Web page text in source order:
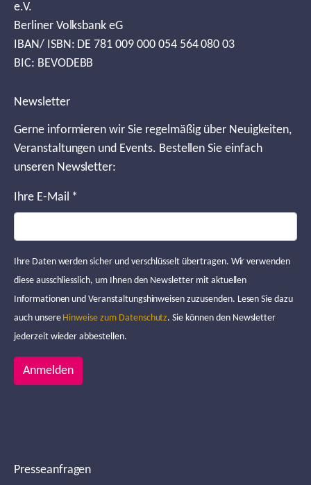
e.V.
Berliner Volksbank eG
IBAN/ ISBN: DE 781 009 000 054 564 080 03
BIC: BEVODEBB
Newsletter
Gerne informieren wir Sie regelmäßig über Neuigkeiten,
Veranstaltungen und Events. Bestellen Sie einfach
unseren Newsletter:
Ihre E-Mail *
Ihre Daten werden sicher und verschlüsselt übertragen. Wir verwenden
diese ausschliesslich, um Ihnen den Newsletter mit aktuellen
Informationen und Veranstaltungshinweisen zuzusenden. Lesen Sie dazu
auch unsere Hinweise zum Datenschutz. Sie können den Newsletter
jederzeit wieder abbestellen.
Anmelden
Presseanfragen